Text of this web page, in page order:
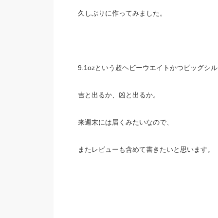
久しぶりに作ってみました。
9.1ozという超ヘビーウエイトかつビッグシル
吉と出るか、凶と出るか。
来週末には届くみたいなので、
またレビューも含めて書きたいと思います。